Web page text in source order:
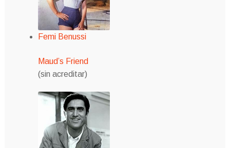
Femi Benussi
Maud’s Friend
(sin acreditar)